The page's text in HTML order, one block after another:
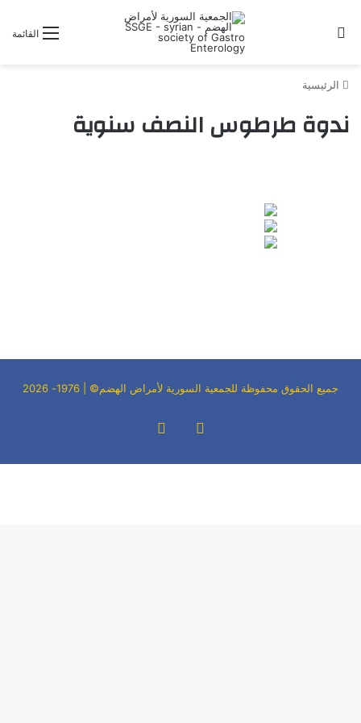
القائمة
الرئيسية
ندوة طرطوس النصف سنوية
جميع الحقوق محفوظة للجمعية السورية لأمراض الهضم© | 1976- 2026
فيسبوك